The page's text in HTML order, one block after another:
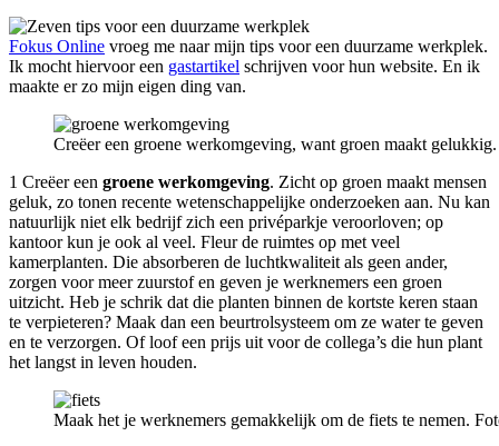
Fokus Online vroeg me naar mijn tips voor een duurzame werkplek.
Ik mocht hiervoor een gastartikel schrijven voor hun website. En ik
maakte er zo mijn eigen ding van.
Creëer een groene werkomgeving, want groen maakt
1 Creëer een groene werkomgeving. Zicht op groen maakt mensen
geluk, zo tonen recente wetenschappelijke onderzoeken aan. Nu kan
natuurlijk niet elk bedrijf zich een privéparkje veroorloven; op
kantoor kun je ook al veel. Fleur de ruimtes op met veel
kamerplanten. Die absorberen de luchtkwaliteit als geen ander,
zorgen voor meer zuurstof en geven je werknemers een groen
uitzicht. Heb je schrik dat die planten binnen de kortste keren staan
te verpieteren? Maak dan een beurtrolsysteem om ze water te geven
en te verzorgen. Of loof een prijs uit voor de collega’s die hun plant
het langst in leven houden.
Maak het je werknemers gemakkelijk om de fiets te nemen.